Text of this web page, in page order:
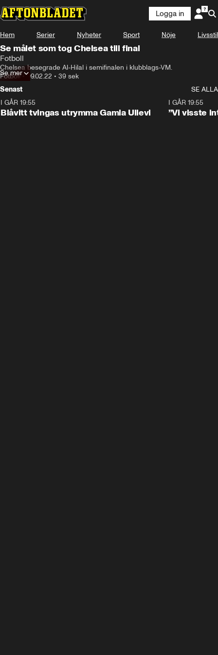
Logga in
Hem Serier Nyheter Sport Nöje Livsstil
Se målet som tog Chelsea till final
Fotboll
Chelsea besegrade Al-Hilal i semifinalen i klubblags-VM.
Fotboll•09.02.22 • 39 sek
Se mer
Senast
SE ALLA
I GÅR 19:55
Blåvitt tvingas utrymma Gamla Ullevi
I GÅR 19:55
”Vi visste